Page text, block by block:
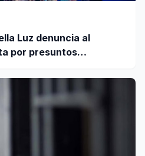
Luz denuncia al
por presuntos